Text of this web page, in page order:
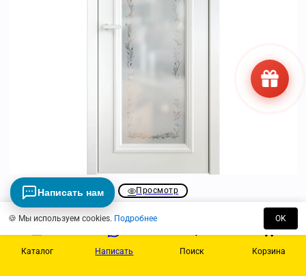
Просмотр
Mia Maria 4 | стекло «Aura»
23100
Каталог Написать Поиск Корзина
🍪 Мы используем cookies. Подробнее OK
Написать нам